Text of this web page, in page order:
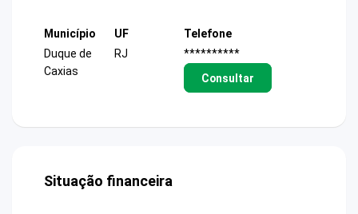
Município
Duque de
Caxias
UF
RJ
Telefone
**********
Consultar
Situação financeira